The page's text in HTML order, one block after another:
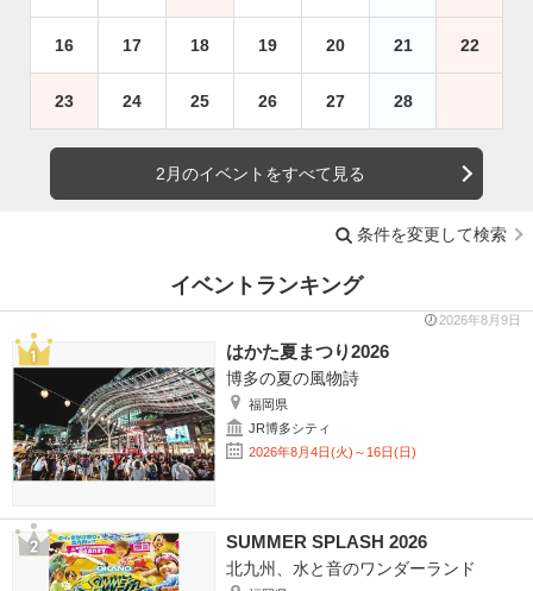
16 17 18 19 20 21 22
23 24 25 26 27 28
2月のイベントをすべて見る
条件を変更して検索
イベントランキング
2026年8月9日
はかた夏まつり2026
博多の夏の風物詩
福岡県
JR博多シティ
2026年8月4日(火)～16日(日)
SUMMER SPLASH 2026
北九州、水と音のワンダーランド